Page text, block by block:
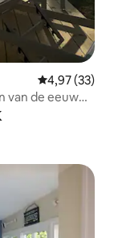
Gemiddelde
4,97 (33)
van de eeuw